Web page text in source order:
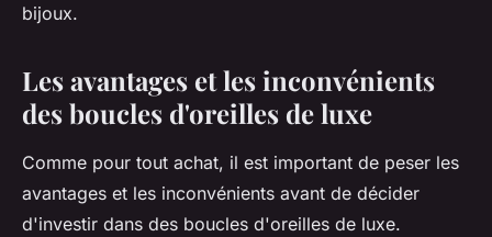
bijoux.
Les avantages et les inconvénients
des boucles d'oreilles de luxe
Comme pour tout achat, il est important de peser les
avantages et les inconvénients avant de décider
d'investir dans des boucles d'oreilles de luxe.